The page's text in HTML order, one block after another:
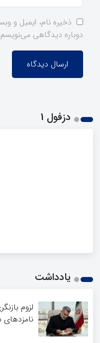
ذخیره نام، ایمیل و
دوباره دیدگاهی
دزفول 1
یادداشت
لزوم